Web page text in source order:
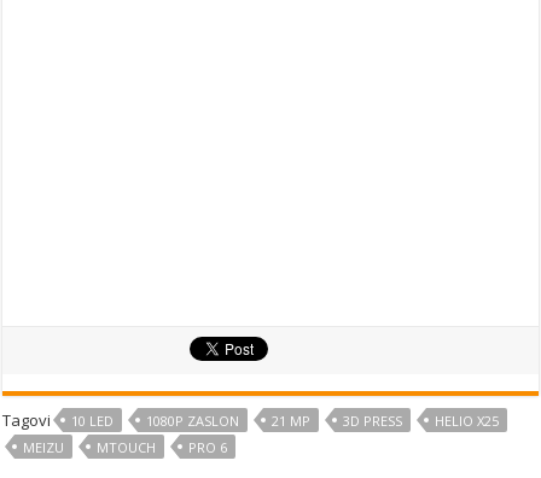
Tagovi 10 LED 1080P ZASLON 21 MP 3D PRESS
HELIO X25
MEIZU
MTOUCH PRO 6